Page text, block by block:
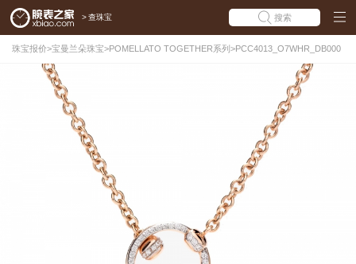
> 查珠宝 搜索
珠宝报价>宝曼兰朵珠宝>POMELLATO TOGETHER系列 >PCC4013_O7WHR_DB000